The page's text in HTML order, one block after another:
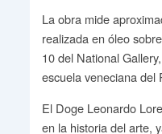
La obra mide
realizada en óleo
10 del National
escuela veneciana del
El Doge Leonardo
en la historia del arte,